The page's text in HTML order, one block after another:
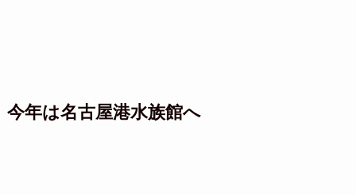
今年は名古屋港水族館へ